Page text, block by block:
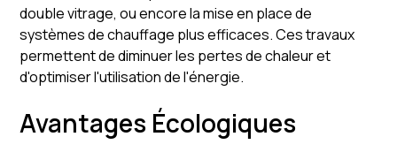
double vitrage, ou encore la mise en place de
systèmes de chauffage plus efficaces. Ces travaux
permettent de diminuer les pertes de chaleur et
d'optimiser l'utilisation de l'énergie.
Avantages Écologiques